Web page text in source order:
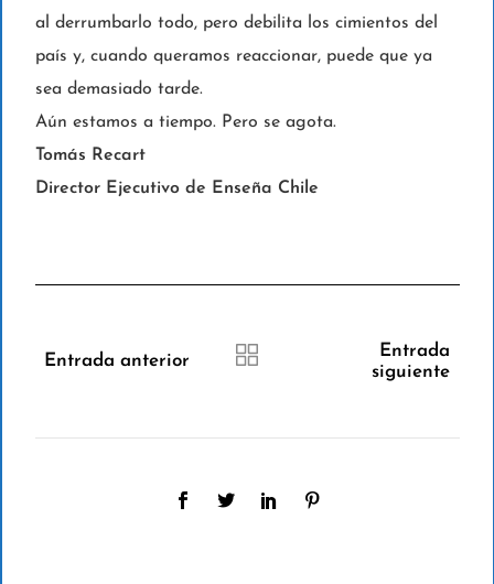
al derrumbarlo todo, pero debilita los cimientos del
país y, cuando queramos reaccionar, puede que ya
sea demasiado tarde.
Aún estamos a tiempo. Pero se agota.
Tomás Recart
Director Ejecutivo de Enseña Chile
Entrada anterior
Entrada
siguiente